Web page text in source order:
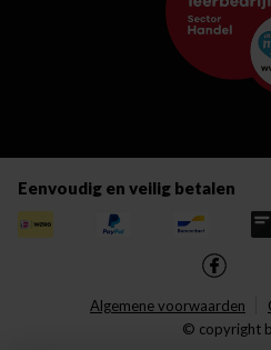
Eenvoudig en veilig betalen
Algemene voorwaarden
© copyright